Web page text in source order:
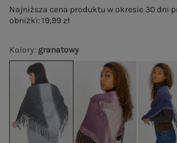
Kolory: granatowy
Najniższa cena produktu w okresie 30 dni
obniżki:19,99 zł